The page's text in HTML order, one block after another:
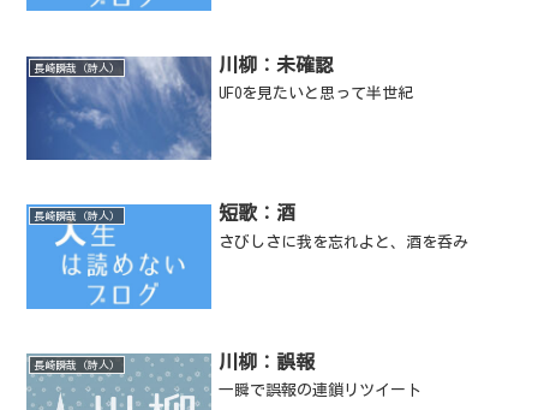
長崎瞬哉（詩人） 川柳：未確認
UFOを見たいと思って半世紀
長崎瞬哉（詩人） 短歌：酒
さびしさに我を忘れよと、酒を呑み
長崎瞬哉（詩人） 川柳：誤報
一瞬で誤報の連鎖リツイート